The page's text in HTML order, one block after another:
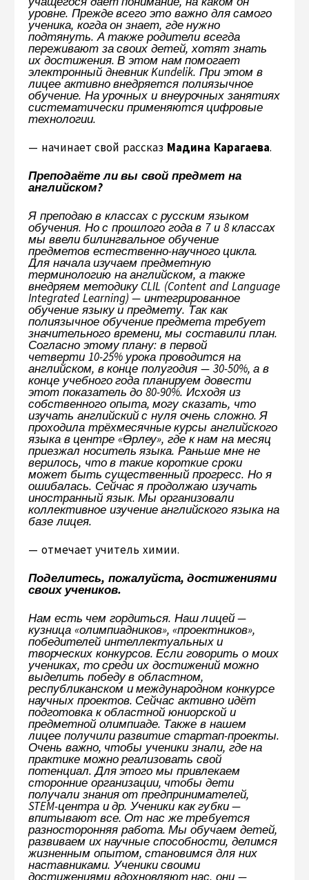
уровне. Прежде всего это важно для самого
ученика, когда он знает, где нужно
подтянуть. А также родители всегда
переживают за своих детей, хотят знать
их достижения. В этом нам помогает
электронный дневник Kundelik. При этом в
лицее активно внедряется полиязычное
обучение. На урочных и внеурочных занятиях
систематически применяются цифровые
технологии.
— начинает свой рассказ Мадина Карагаева.
Преподаёте ли вы свой предмет на
английском?
Я преподаю в классах с русским языком
обучения. Но с прошлого года в 7 и 8 классах
мы ввели билингвальное обучение
предметов естественно-научного цикла.
Для начала изучаем предметную
терминологию на английском, а также
внедряем методику CLIL (Content and Language
Integrated Learning) — интегрированное
обучение языку и предмету. Так как
полиязычное обучение предмета требует
значительного времени, мы составили план.
Согласно этому плану: в первой
четверти 10-25% урока проводится на
английском, в конце полугодия — 30-50%, а в
конце учебного года планируем довести
этот показатель до 80-90%. Исходя из
собственного опыта, могу сказать, что
изучать английский с нуля очень сложно. Я
проходила трёхмесячные курсы английского
языка в центре «Өрлеу», где к нам на месяц
приезжал носитель языка. Раньше мне не
верилось, что в такие короткие сроки
может быть существенный прогресс. Но я
ошибалась. Сейчас я продолжаю изучать
иностранный язык. Мы организовали
коллективное изучение английского языка на
базе лицея.
— отмечает учитель химии.
Поделитесь, пожалуйста, достижениями
своих учеников.
Нам есть чем гордиться. Наш лицей —
кузница «олимпиадников», «проектников»,
победителей интеллектуальных и
творческих конкурсов. Если говорить о моих
учениках, то среди их достижений можно
выделить победу в областном,
республиканском и международном конкурсе
научных проектов. Сейчас активно идёт
подготовка к областной юниорской и
предметной олимпиаде. Также в нашем
лицее получили развитие стартап-проекты.
Очень важно, чтобы ученики знали, где на
практике можно реализовать свой
потенциал. Для этого мы привлекаем
сторонние организации, чтобы дети
получали знания от предпринимателей,
STEM-центра и др. Ученики как губки —
впитывают все. От нас же требуется
разносторонняя работа. Мы обучаем детей,
развиваем их научные способности, делимся
жизненным опытом, становимся для них
наставниками. Ученики своими
достижениями вдохновляют нас, они —